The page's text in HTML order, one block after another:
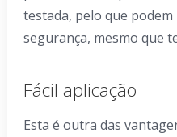
testada, pelo que
segurança, mesmo que
Fácil aplicação
Esta é outra das